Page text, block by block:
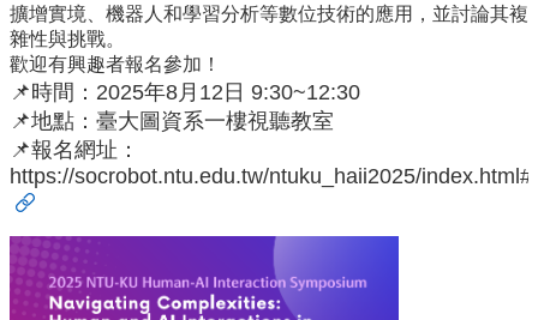
Activity
Publications
Databases
&
Tools
Official
擴增實境、機器人和學習分析等數位技術的應用，並討論其複
雜性與挑戰。
歡迎有興趣者報名參加！
📌時間：2025年8月12日 9:30~12:30
📌地點：臺大圖資系一樓視聽教室
📌報名網址：
https://socrobot.ntu.edu.tw/ntuku_haii2025/